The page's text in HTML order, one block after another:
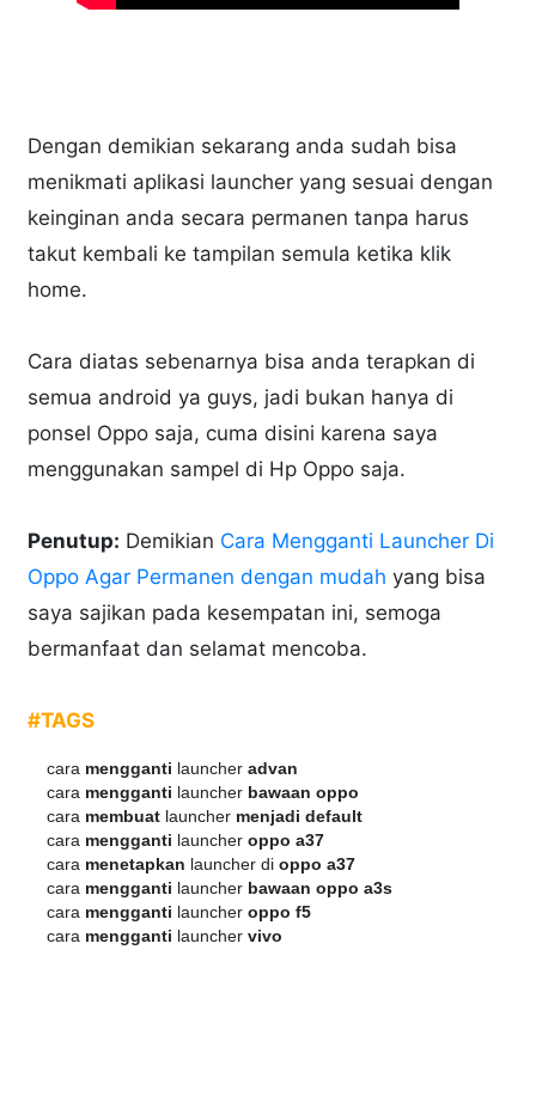
Dengan demikian sekarang anda sudah bisa
menikmati aplikasi launcher yang sesuai dengan
keinginan anda secara permanen tanpa harus
takut kembali ke tampilan semula ketika klik
home.
Cara diatas sebenarnya bisa anda terapkan di
semua android ya guys, jadi bukan hanya di
ponsel Oppo saja, cuma disini karena saya
menggunakan sampel di Hp Oppo saja.
Penutup: Demikian Cara Mengganti Launcher Di
Oppo Agar Permanen dengan mudah yang bisa
saya sajikan pada kesempatan ini, semoga
bermanfaat dan selamat mencoba.
#TAGS
cara mengganti launcheradvan
cara mengganti launcher bawaan oppo
cara membuat launcher menjadi default
cara mengganti launcheroppo a37
cara menetapkan launcher dioppo a37
cara mengganti launcher bawaan oppo a3s
cara mengganti launcheroppo f5
cara mengganti launchervivo